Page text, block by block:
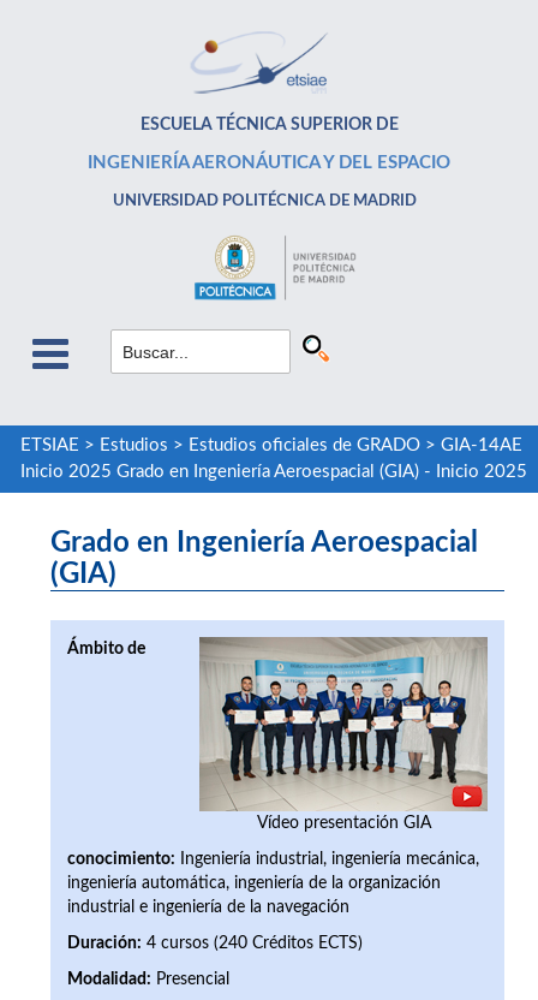
ESCUELA TÉCNICA SUPERIOR DE
INGENIERÍA AERONÁUTICA Y DEL ESPACIO
UNIVERSIDAD POLITÉCNICA DE MADRID
ETSIAE > Estudios > Estudios oficiales de GRADO> GIA-14AE
Inicio 2025 Grado en Ingeniería Aeroespacial (GIA) - Inicio 2025
Grado en Ingeniería Aeroespacial
(GIA)
Vídeo presentación GIA
Ámbito de
conocimiento: Ingeniería industrial, ingeniería mecánica,
ingeniería automática, ingeniería de la organización
industrial e ingeniería de la navegación
Duración: 4 cursos (240 Créditos ECTS)
Modalidad: Presencial